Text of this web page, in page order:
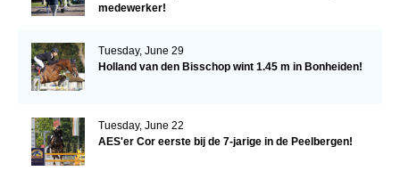
medewerker!
Tuesday, June 29
Holland van den Bisschop wint 1.45 m in Bonheiden!
Tuesday, June 22
AES'er Cor eerste bij de 7-jarige in de Peelbergen!